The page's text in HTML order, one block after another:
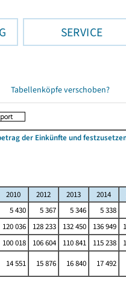
SERVICE
Tabellenköpfe verschoben?
der Einkünfte und
2010 2012 2013 2014
5 430 5 367 5 346 5 338
120 036 128 233 132 450 136 949
100 018 106 604 110 841 115 238
14 551 15 876 16 840 17 492